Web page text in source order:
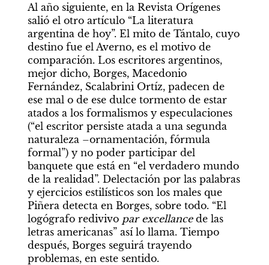
Al año siguiente, en la Revista Orígenes
salió el otro artículo “La literatura
argentina de hoy”. El mito de Tántalo, cuyo
destino fue el Averno, es el motivo de
comparación. Los escritores argentinos,
mejor dicho, Borges, Macedonio
Fernández, Scalabrini Ortíz, padecen de
ese mal o de ese dulce tormento de estar
atados a los formalismos y especulaciones
(“el escritor persiste atada a una segunda
naturaleza –ornamentación, fórmula
formal”) y no poder participar del
banquete que está en “el verdadero mundo
de la realidad”. Delectación por las palabras
y ejercicios estilísticos son los males que
Piñera detecta en Borges, sobre todo. “El
logógrafo redivivo par excellance de las
letras americanas” así lo llama. Tiempo
después, Borges seguirá trayendo
problemas, en este sentido.